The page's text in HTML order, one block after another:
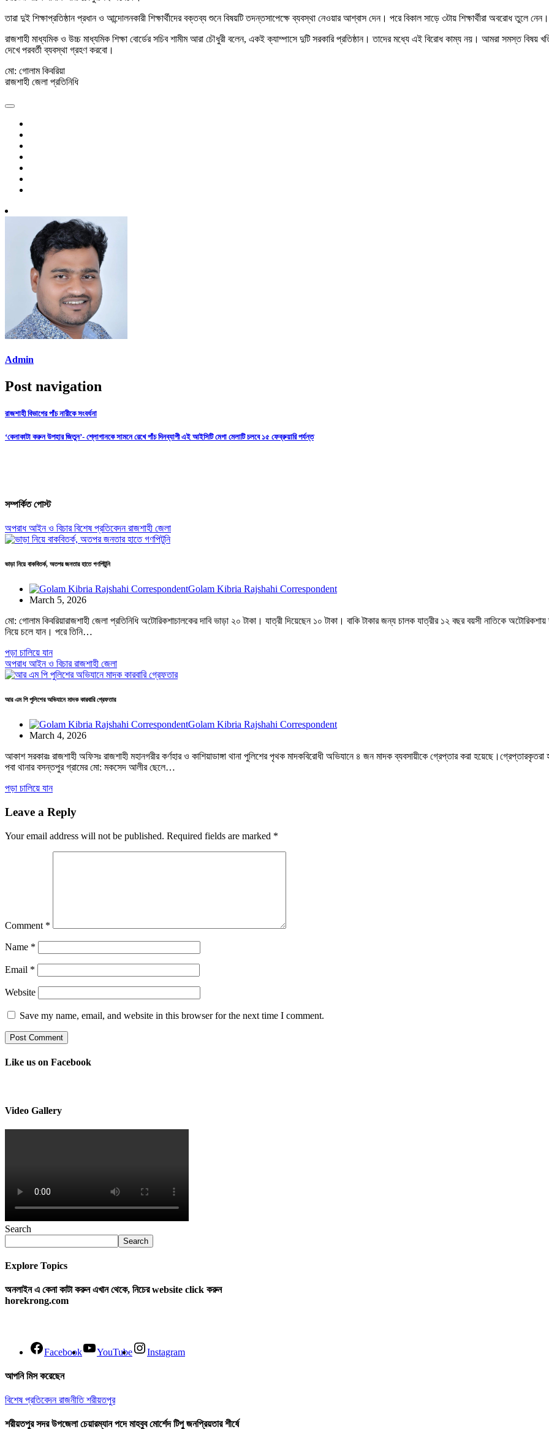
তারা দুই শিক্ষাপ্রতিষ্ঠান প্রধান ও আন্দোলনকারী শিক্ষার্থীদের বক্তব্য শুনে বিষয়টি তদন্তসাপেক্ষে ব্যবস্থা নেওয়ার আশ্বাস দেন। পরে বিকাল সাড়ে ৩টায় শিক্ষার্থীরা অবরোধ তুলে নেন।
রাজশাহী মাধ্যমিক ও উচ্চ মাধ্যমিক শিক্ষা বোর্ডের সচিব শামীম আরা চৌধুরী বলেন, একই ক্যাম্পাসে দুটি সরকারি প্রতিষ্ঠান। তাদের মধ্যে এই বিরোধ কাম্য নয়। আমরা সমস্ত বিষয়
দেখে পরবর্তী ব্যবস্থা গ্রহণ করবো।
মো: গোলাম কিবরিয়া
রাজশাহী জেলা প্রতিনিধি
Admin
Post navigation
রাজশাহী বিভাগের পাঁচ নারীকে সংবর্ধনা
‘কেনাকাটা করুন উপহার জিতুন’- শ্লোগানকে সামনে রেখে পাঁচ দিনব্যাপী এই আইসিটি মেগা মেলাটি চলবে ১৫ ফেব্রুয়ারি পর্যন্ত
সম্পর্কিত পোস্ট
অপরাধআইন ও বিচারবিশেষ প্রতিবেদনরাজশাহী জেলা
ভাড়া নিয়ে বাকবিতর্ক, অতপর জনতার হাতে গণপিটুনি
Golam Kibria Rajshahi Correspondent
March 5, 2026
মো: গোলাম কিবরিয়ারাজশাহী জেলা প্রতিনিধি অটোরিকশাচালকের দাবি ভাড়া ২০ টাকা। যাত্রী দিয়েছেন ১০ টাকা। বাকি টাকার জন্য চালক যাত্রীর ১২ বছর বয়সী নাতিকে
নিয়ে চলে যান। পরে তিনি…
পড়া চালিয়ে যান
অপরাধআইন ও বিচাররাজশাহী জেলা
আর এম পি পুলিশের অভিযানে মাদক কারবারি গ্রেফতার
Golam Kibria Rajshahi Correspondent
March 4, 2026
আকাশ সরকারঃ রাজশাহী অফিসঃ রাজশাহী মহানগরীর কর্ণহার ও কাশিয়াডাঙ্গা থানা পুলিশের পৃথক মাদকবিরোধী অভিযানে ৪ জন মাদক ব্যবসায়ীকে গ্রেপ্তার করা হয়েছে।গ্রেপ্তারকৃতরা
পবা থানার বসন্তপুর গ্রামের মো: মকসেদ আলীর ছেলে…
পড়া চালিয়ে যান
Leave a Reply
Your email address will not be published. Required fields are marked *
Comment *
Name *
Email *
Website
Save my name, email, and website in this browser for the next time I comment.
Like us on Facebook
Video Gallery
Search
Search
Explore Topics
অনলাইন এ কেনা কাটা করুন এখান থেকে, নিচের website click করুন
horekrong.com
Facebook YouTube Instagram
আপনি মিস করেছেন
বিশেষ প্রতিবেদনরাজনীতিশরীয়তপুর
শরীয়তপুর সদর উপজেলা চেয়ারম্যান পদে মাহবুব মোর্শেদ টিপু জনপ্রিয়তার শীর্ষে